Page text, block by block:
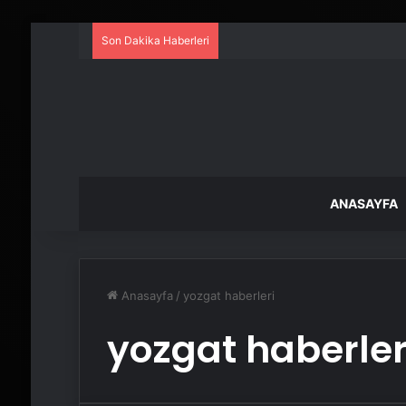
Son Dakika Haberleri
ANASAYFA
Anasayfa / yozgat haberleri
yozgat